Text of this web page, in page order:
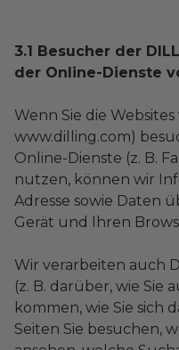
3.1 Besucher der
der Online-Dienste
Wenn Sie die Websites
www.dilling.com)
Online-Dienste (z. B.
nutzen, können wir
Adresse sowie Daten
Gerät und Ihren
Wir verarbeiten auch
(z. B. darüber, wie Sie
kommen, wie Sie sich
Seiten Sie besuchen,